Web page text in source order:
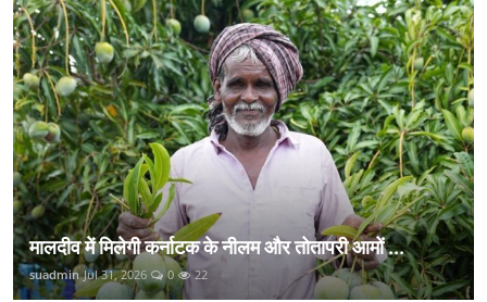
मालदीव में मिलेगी कर्नाटक के नीलम और तोतापरी आमों ...
suadmin Jul 31, 2026 0 22